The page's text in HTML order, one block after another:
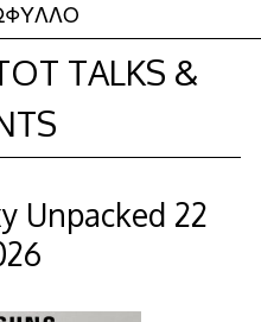
TALKS &
Unpacked 22